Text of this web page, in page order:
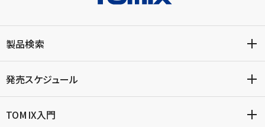
製品検索
発売スケジュール
TOMIX入門